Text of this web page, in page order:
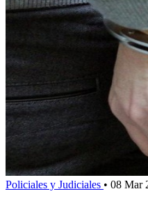
Policiales y Judiciales • 08 Mar